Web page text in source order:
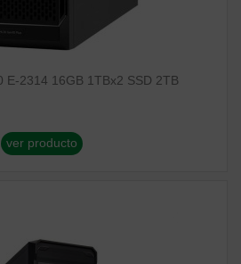
E-2314 16GB 1TBx2 SSD 2TB
ver producto